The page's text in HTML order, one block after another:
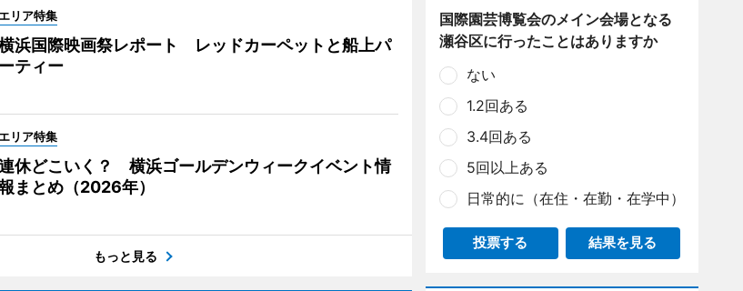
エリア特集
浜国際映画祭レポート レッドカーペットと船上パ
ーティー
エリア特集
休どこいく？ 横浜ゴールデンウィークイベント情
まとめ（2026年）
もっと見る
国際園芸博覧会のメイン会場となる
瀬谷区に行ったことはありますか
ない
1.2回ある
3.4回ある
5回以上ある
日常的に（在住・在勤・在学中）
投票する 結果を見る